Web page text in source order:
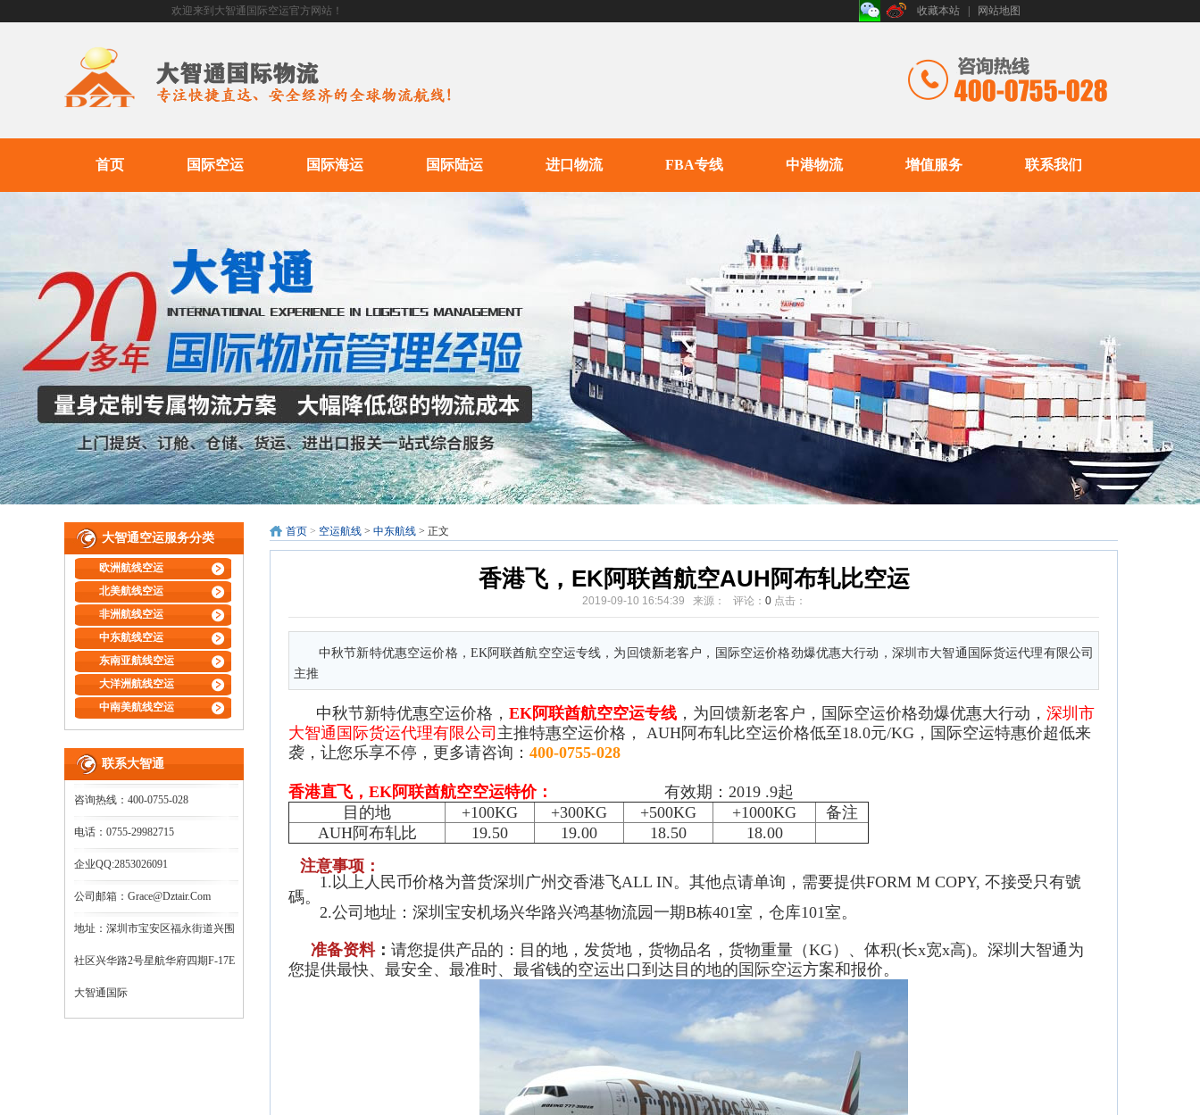
欢迎来到大智通国际空运官方网站！ 收藏本站 网站地图
首页 国际空运 国际海运 国际陆运 进口物流 FBA专线 中港物流 增值服务 联系我们
首页 > 空运航线 > 中东航线 > 正文
香港飞，EK阿联酋航空AUH阿布轧比空运
2019-09-10 16:54:39 来源： 评论： 0点击：
中秋节新特优惠空运价格，EK阿联酋航空空运专线，为回馈新老客户，国际空运价格劲爆优惠大行动，深圳市大智通国际货运代理有限公司
主推
中秋节新特优惠空运价格， EK阿联酋航空空运专线 ，为回馈新老客户，国际空运价格劲爆优惠大行动， 深圳市
大智通国际货运代理有限公司 主推特惠空运价格， AUH阿布轧比空运价格低至18.0元/KG，国际空运特惠价超低来
袭，让您乐享不停，更多请咨询： 400-0755-028
香港直飞， EK阿联酋航空空运特价： 有效期：2019 .9起
目的地
+100KG +300KG +500KG +1000KG
备注
AUH阿布轧比
19.50 19.00 18.50
18.00
注意事项：
1.以上人民币价格为普货深圳广州交香港飞ALL IN。其他点请单询，需要提供FORM M COPY, 不接受只有號
碼。
2.公司地址：深圳宝安机场兴华路兴鸿基物流园一期B栋401室，仓库101室。
准备资料： 请您提供产品的：目的地，发货地，货物品名，货物重量（KG）、体积(长x宽x高)。深圳大智通为
您提供最快、最安全、最准时、最省钱的空运出口到达目的地的 国际空运方案和报价。
大智通空运服务分类
欧洲航线空运
北美航线空运
非洲航线空运
中东航线空运
东南亚航线空运
大洋洲航线空运
中南美航线空运
联系大智通
咨询热线：400-0755-028
电话：0755-29982715
企业QQ:2853026091
公司邮箱：grace@dztair.com
地址：深圳市宝安区福永街道兴围
社区兴华路2号星航华府四期F-17E
大智通国际